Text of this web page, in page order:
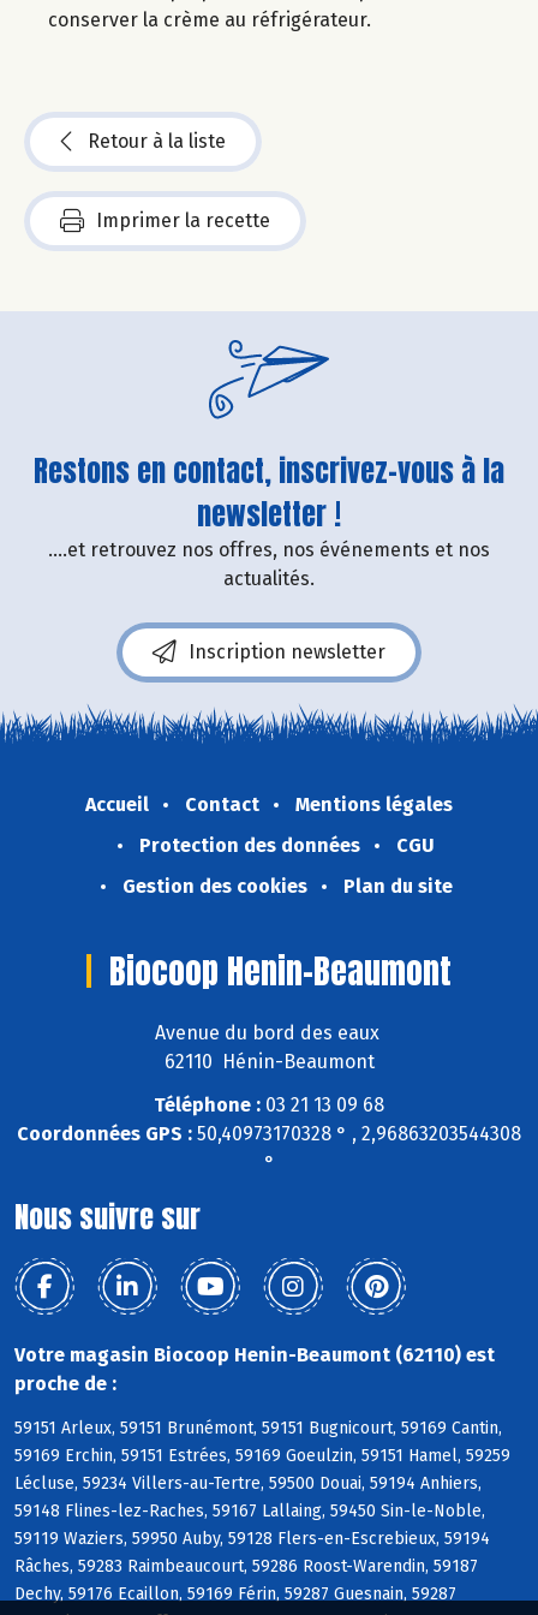
conserver la crème au réfrigérateur.
Retour à la liste
Imprimer la recette
Restons en contact, inscrivez-vous à la
newsletter !
....et retrouvez nos offres, nos événements et nos
actualités.
Inscription newsletter
Accueil Contact
Mentions légales
Protection des données
CGU
Gestion des cookies
Plan du site
Biocoop Henin-Beaumont
Avenue du bord des eaux
62110 Hénin-Beaumont
Téléphone : 03 21 13 09 68
Coordonnées GPS : 50,40973170328 ° , 2,96863203544308
°
Nous suivre sur
Votre magasin Biocoop Henin-Beaumont (62110) est
proche de :
59151 Arleux, 59151 Brunémont, 59151 Bugnicourt, 59169 Cantin,
59169 Erchin, 59151 Estrées, 59169 Goeulzin, 59151 Hamel, 59259
Lécluse, 59234 Villers-au-Tertre, 59500 Douai, 59194 Anhiers,
59148 Flines-lez-Raches, 59167 Lallaing, 59450 Sin-le-Noble,
59119 Waziers, 59950 Auby, 59128 Flers-en-Escrebieux, 59194
Râches, 59283 Raimbeaucourt, 59286 Roost-Warendin, 59187
Dechy, 59176 Ecaillon, 59169 Férin, 59287 Guesnain, 59287